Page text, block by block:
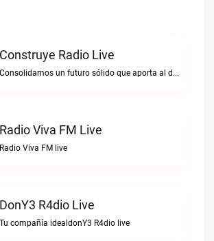
Construye Radio Live
Consolidamos un futuro sólido que aporta al desarrollo.Construye Radio live
Radio Viva FM Live
Radio Viva FM live
DonY3 R4dio Live
Tu compañía idealdonY3 R4dio live